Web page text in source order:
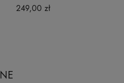
249,00 zł